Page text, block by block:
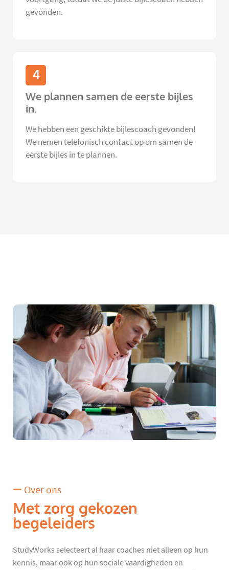
gevonden.
4
We plannen samen de eerste bijles
in.
We hebben een geschikte bijlescoach gevonden!
We nemen telefonisch contact op om samen de
eerste bijles in te plannen.
Over ons
Met zorg gekozen
begeleiders
StudyWorks selecteert al haar coaches niet alleen op hun
kennis, maar ook op hun sociale vaardigheden en